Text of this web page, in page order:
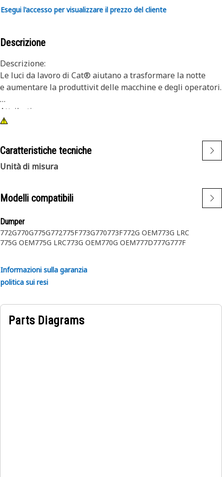
Esegui l'accesso per visualizzare il prezzo del cliente
Descrizione
Descrizione:
Le luci da lavoro di Cat® aiutano a trasformare la notte
e aumentare la produttivit delle macchine e degli operatori.
Attributi:
1) Le luci Cat Premium sono progettate per soddisfare i
2) Le luci Cat sono adattabili ad altre macchine della vostra
flotta e possono essere installate in un secondo momento
su macchine pi vecchie.
Applicazione:
Progettato per l'uso in condizioni estremamente difficili.
Caratteristiche tecniche
Unità di misura
Modelli compatibili
Dumper
772G770G775G772775F773G770773F772G OEM773G LRC
775G OEM775G LRC773G OEM770G OEM777D777G777F
Informazioni sulla garanzia
politica sui resi
Parts Diagrams